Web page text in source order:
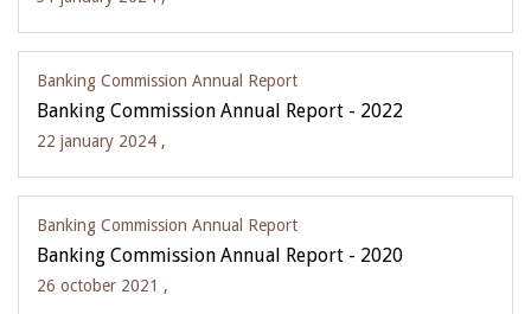
Banking Commission Annual Report
Banking Commission Annual Report - 2022
22 january 2024 ,
Banking Commission Annual Report
Banking Commission Annual Report - 2020
26 october 2021 ,